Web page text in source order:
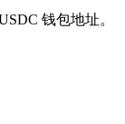
钱包地址。